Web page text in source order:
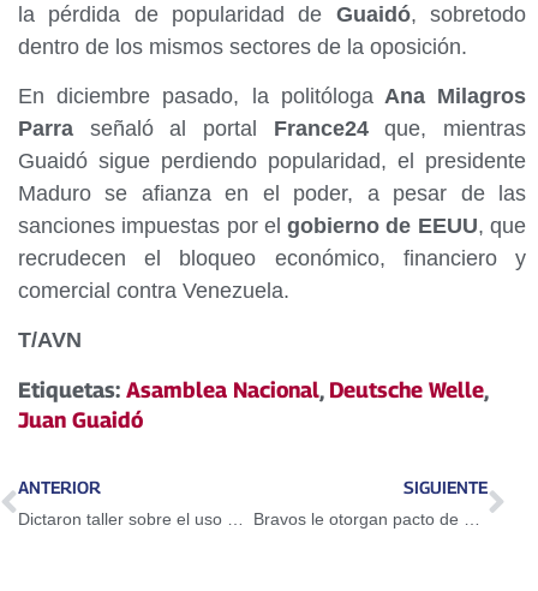
la pérdida de popularidad de Guaidó, sobretodo
dentro de los mismos sectores de la oposición.
En diciembre pasado, la politólogaAna Milagros
Parra señaló al portal France24que, mientras
Guaidó sigue perdiendo popularidad, el presidente
Maduro se afianza en el poder, a pesar de las
sanciones impuestas por elgobierno de EEUU, que
recrudecen el bloqueo económico, financiero y
comercial contra Venezuela.
T/AVN
Etiquetas: Asamblea Nacional, Deutsche Welle,
Juan Guaidó
ANTERIOR SIGUIENTE